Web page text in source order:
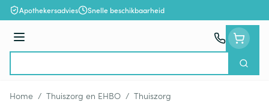
Ga naar de inhoud
Apothekersadvies Snelle beschikbaarheid
Menu
Zoek
Home / Thuiszorg en EHBO / Thuiszorg